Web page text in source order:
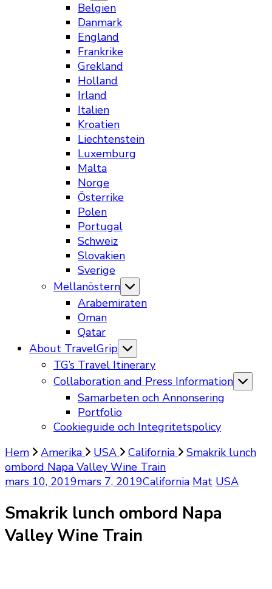
Belgien
Danmark
England
Frankrike
Grekland
Holland
Irland
Italien
Kroatien
Liechtenstein
Luxemburg
Malta
Norge
Österrike
Polen
Portugal
Schweiz
Slovakien
Sverige
Mellanöstern
Arabemiraten
Oman
Qatar
About TravelGrip
TG’s Travel Itinerary
Collaboration and Press Information
Samarbeten och Annonsering
Portfolio
Cookieguide och Integritetspolicy
Hem
Amerika USA California
Smakrik lunch
ombord Napa Valley Wine Train
mars 10, 2019mars 7, 2019California Mat USA
Smakrik lunch ombord Napa
Valley Wine Train